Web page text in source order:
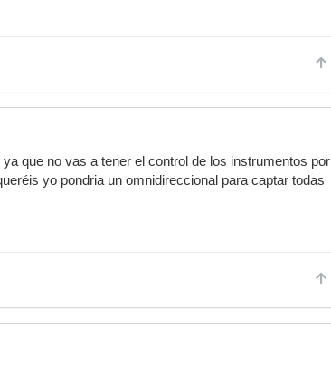
que no vas a tener el control de los instrumentos por
yo pondria un omnidireccional para captar todas